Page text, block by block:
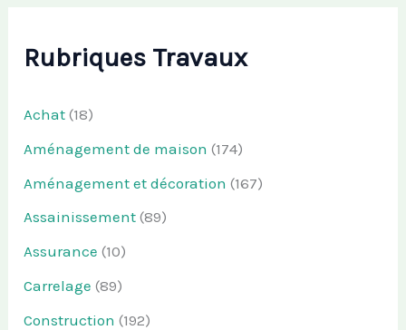
Rubriques Travaux
Achat (18)
Aménagement de maison (174)
Aménagement et décoration (167)
Assainissement (89)
Assurance (10)
Carrelage (89)
Construction (192)